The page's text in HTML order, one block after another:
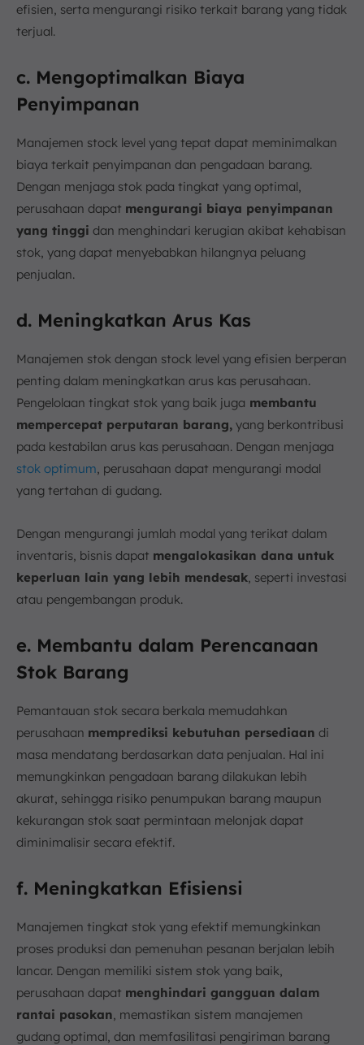
efisien, serta mengurangi risiko terkait barang yang tidak
terjual.
c. Mengoptimalkan Biaya
Penyimpanan
Manajemen stock level yang tepat dapat meminimalkan
biaya terkait penyimpanan dan pengadaan barang.
Dengan menjaga stok pada tingkat yang optimal,
perusahaan dapat mengurangi biaya penyimpanan
yang tinggi dan menghindari kerugian akibat kehabisan
stok, yang dapat menyebabkan hilangnya peluang
penjualan.
d. Meningkatkan Arus Kas
Manajemen stok dengan stock level yang efisien berperan
penting dalam meningkatkan arus kas perusahaan.
Pengelolaan tingkat stok yang baik juga membantu
mempercepat perputaran barang, yang berkontribusi
pada kestabilan arus kas perusahaan. Dengan menjaga
stok optimum , perusahaan dapat mengurangi modal
yang tertahan di gudang.
Dengan mengurangi jumlah modal yang terikat dalam
inventaris, bisnis dapat mengalokasikan dana untuk
keperluan lain yang lebih mendesak , seperti investasi
atau pengembangan produk.
e. Membantu dalam Perencanaan
Stok Barang
Pemantauan stok secara berkala memudahkan
perusahaan memprediksi kebutuhan persediaan di
masa mendatang berdasarkan data penjualan. Hal ini
memungkinkan pengadaan barang dilakukan lebih
akurat, sehingga risiko penumpukan barang maupun
kekurangan stok saat permintaan melonjak dapat
diminimalisir secara efektif.
f. Meningkatkan Efisiensi
Manajemen tingkat stok yang efektif memungkinkan
proses produksi dan pemenuhan pesanan berjalan lebih
lancar. Dengan memiliki sistem stok yang baik,
perusahaan dapat menghindari gangguan dalam
rantai pasokan , memastikan sistem manajemen
gudang optimal, dan memfasilitasi pengiriman barang